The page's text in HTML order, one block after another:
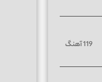
119 آهنگ